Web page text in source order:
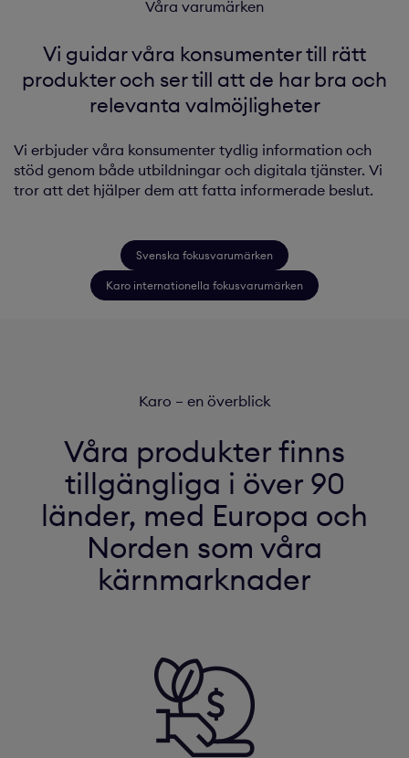
Våra varumärken
Vi guidar våra konsumenter till rätt
produkter och ser till att de har bra och
relevanta valmöjligheter
Vi erbjuder våra konsumenter tydlig information och
stöd genom både utbildningar och digitala tjänster. Vi
tror att det hjälper dem att fatta informerade beslut.
Svenska fokusvarumärken
Karo internationella fokusvarumärken
Karo – en överblick
Våra produkter finns
tillgängliga i över 90
länder, med Europa och
Norden som våra
kärnmarknader